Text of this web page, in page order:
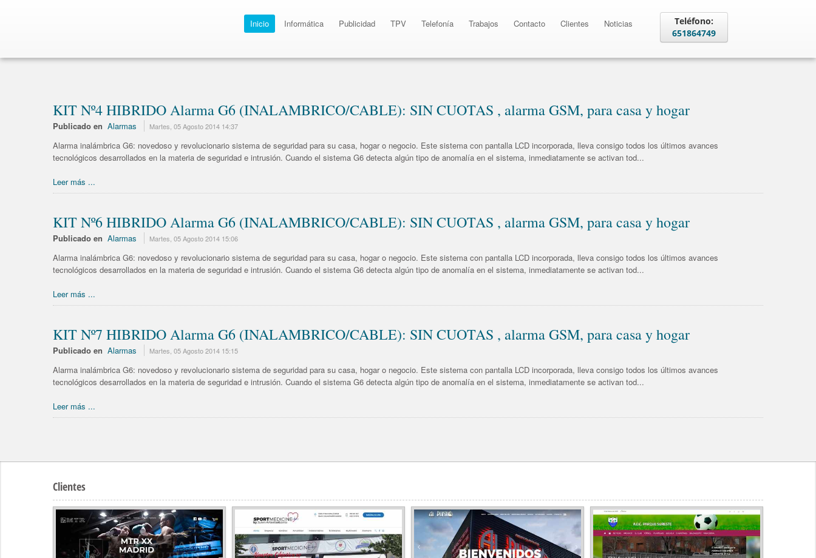
Inicio Informática Publicidad TPV Telefonía Trabajos Contacto Clientes Noticias
Teléfono:
651864749
KIT Nº4 HIBRIDO Alarma G6 (INALAMBRICO/CABLE): SIN CUOTAS , alarma GSM, para casa y hogar
Publicado en Alarmas Martes, 05 Agosto 2014 14:37
Alarma inalámbrica G6: novedoso y revolucionario sistema de seguridad para su casa, hogar o negocio. Este sistema con pantalla LCD incorporada, lleva consigo todos los últimos avances
tecnológicos desarrollados en la materia de seguridad e intrusión. Cuando el sistema G6 detecta algún tipo de anomalía en el sistema, inmediatamente se activan tod...
Leer más ...
KIT Nº6 HIBRIDO Alarma G6 (INALAMBRICO/CABLE): SIN CUOTAS , alarma GSM, para casa y hogar
Publicado en Alarmas Martes, 05 Agosto 2014 15:06
Alarma inalámbrica G6: novedoso y revolucionario sistema de seguridad para su casa, hogar o negocio. Este sistema con pantalla LCD incorporada, lleva consigo todos los últimos avances
tecnológicos desarrollados en la materia de seguridad e intrusión. Cuando el sistema G6 detecta algún tipo de anomalía en el sistema, inmediatamente se activan tod...
Leer más ...
KIT Nº7 HIBRIDO Alarma G6 (INALAMBRICO/CABLE): SIN CUOTAS , alarma GSM, para casa y hogar
Publicado en Alarmas Martes, 05 Agosto 2014 15:15
Alarma inalámbrica G6: novedoso y revolucionario sistema de seguridad para su casa, hogar o negocio. Este sistema con pantalla LCD incorporada, lleva consigo todos los últimos avances
tecnológicos desarrollados en la materia de seguridad e intrusión. Cuando el sistema G6 detecta algún tipo de anomalía en el sistema, inmediatamente se activan tod...
Leer más ...
Clientes